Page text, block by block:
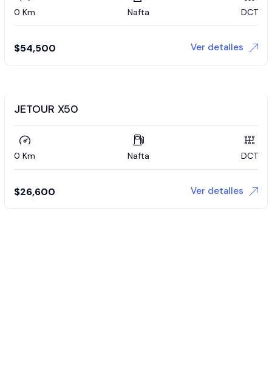
0 Km Nafta DCT
$54,500 Ver detalles
JETOUR X50
0 Km Nafta DCT
$26,600 Ver detalles